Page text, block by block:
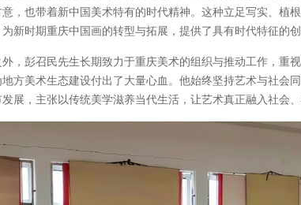
，也带着新中国美术特有的时代精神。这种立足写实、植
新时期重庆中国画的转型与拓展，提供了具有时代特征的创
，彭召民先生长期致力于重庆美术的组织与推动工作，重
方美术生态建设付出了大量心血。他始终坚持艺术与社会
展，主张以传统美学滋养当代生活，让艺术真正融入社会、